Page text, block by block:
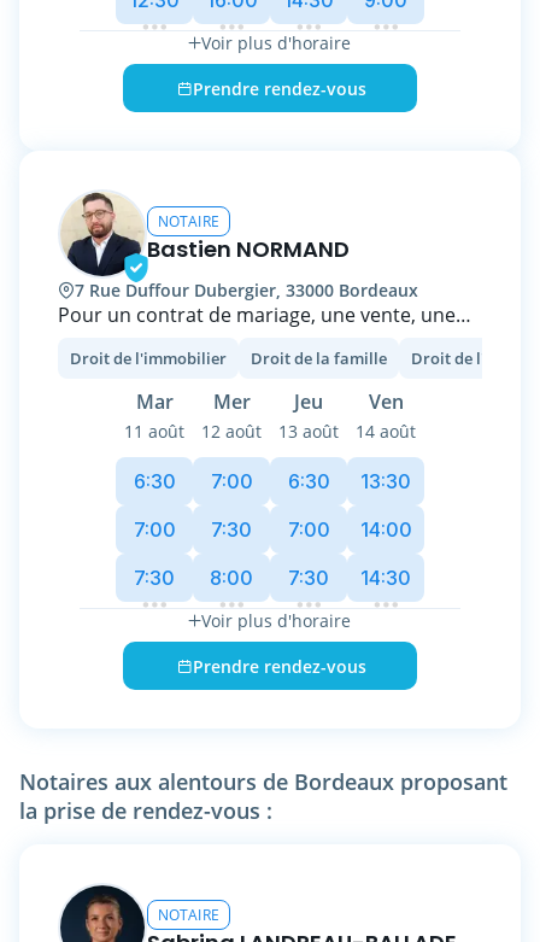
obtenir des réponses à vos questions
Voir plus d'horaire
Prendre rendez-vous
NOTAIRE
Bastien NORMAND
7 Rue Duffour Dubergier, 33000 Bordeaux
Pour un contrat de mariage, une vente, une
question relative au droit de la famille, au
droit immobilier et au droit commercial,
l'office notarial de Maître Bastien NORMAND,
la place Pey Berland vous accueille, vous
conseille et vous aide.
Titulaire du diplôme de Notaire et diplômé de
Kedge Business School, Maître Bastien
NORMAND a en outre enseigné le droit dans
plusieurs Universités françaises en Métropole
et en Outre-mer pendant ses années de
doctorat. Il publie également régulièrement
dans les Echos Judiciaires Girondins.
Droit de l'immobilier Droit de la famille Droit de
Mar Mer Jeu Ven
11 août 12 août 13 août 14 août
6:30
7:00
7:30
7:00
7:30
8:00
6:30
7:00
7:30
13:30
14:00
14:30
Voir plus d'horaire
Prendre rendez-vous
Notaires aux alentours de Bordeaux proposant
la prise de rendez-vous :
NOTAIRE